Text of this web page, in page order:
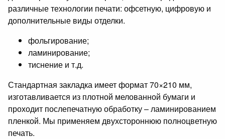
различные технологии печати: офсетную, цифровую и
дополнительные виды отделки.
фольгирование;
ламинирование;
тиснение и т.д.
Стандартная закладка имеет формат 70×210 мм,
изготавливается из плотной мелованной бумаги и
проходит послепечатную обработку – ламинированием
пленкой. Мы применяем двухстороннюю полноцветную
печать.